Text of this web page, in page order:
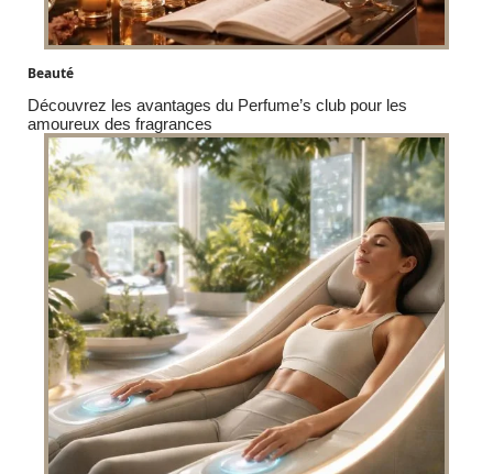
Beauté
Découvrez les avantages du Perfume’s club pour les
amoureux des fragrances